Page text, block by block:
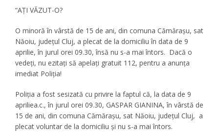
“AȚI VĂZUT-O?
O minoră în vârstă de 15 de ani, din comuna Cămărașu, sat
Năoiu, judeţul Cluj, a plecat de la domiciliu în data de 9
aprilie, în jurul orei 09.30, însă nu s-a mai întors. Dacă o
vedeţi, nu ezitaţi să apelaţi gratuit 112, pentru a anunţa
imediat Poliţia!
Poliţia a fost sesizată cu privire la faptul că, la data de 9
apriliea.c., în jurul orei 09.30, ​GASPAR GIANINA, ​în vârstă de
15 de ani, din comuna Cămărașu, sat Năoiu, județul Cluj,​ ​ a
plecat voluntar de la domiciliu și nu s-a mai întors.